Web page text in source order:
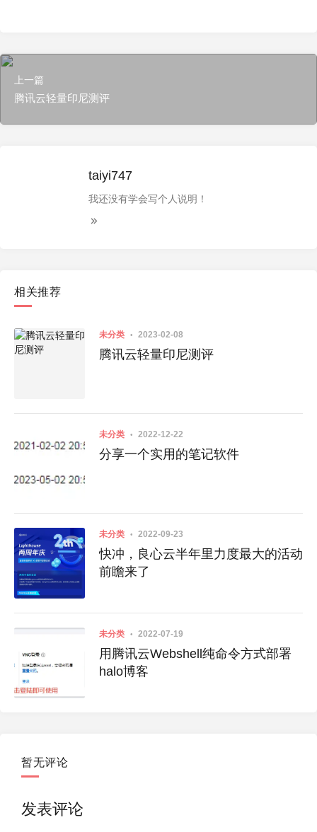
上一篇
腾讯云轻量印尼测评
taiyi747
我还没有学会写个人说明！
相关推荐
未分类 2023-02-08
腾讯云轻量印尼测评
未分类 2022-12-22
分享一个实用的笔记软件
未分类 2022-09-23
快冲，良心云半年里力度最大的活动
前瞻来了
未分类 2022-07-19
用腾讯云Webshell纯命令方式部署
halo博客
暂无评论
发表评论